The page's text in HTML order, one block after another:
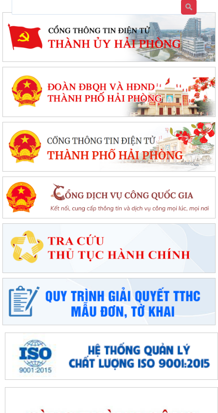
Nâng cao kỹ năng phòng cháy, chữa cháy cho người dân thôn Gia Luận
Chung kết toàn quốc Hội thi lực lượng tham gia bảo vệ an ninh, trật tự
ở cơ sở giỏi lần thứ I tại...
Đặc khu Cát Hải đẩy mạnh cải cách hành chính, nâng cao chất lượng
phục vụ người dân và doanh nghiệp
Thông báo tuyển sinh trình độ trung cấp, cao đẳng năm 2026 của
Trường Cao đẳng Kỹ thuật Hải Phòng
Tổ đại biểu số 09 HĐND thành phố Hải Phòng tiếp xúc cử tri sau Kỳ họp
thường lệ giữa năm 2026
Đặc khu Cát Hải triển khai Chương trình quốc gia về an toàn trong sử
dụng điện giai đoạn 2026 - 2035
Khơi dậy tiềm năng, phát huy sức mạnh kinh tế tư nhân tại đặc khu Cát
Hải
Đặc khu Cát Hải quyết tâm thực hiện thắng lợi Nghị quyết số 11-
NQ/TU, tạo động lực tăng trưởng...
Đặc khu Cát Hải đẩy mạnh triển khai Nghị quyết số 57-NQ/TW, tạo đột
phá về khoa học, công nghệ và...
UBND đặc khu Cát Hải đánh giá kết quả phát triển kinh tế - xã hội tháng
Đặc khu Cát Hải đẩy mạnh chuyển đổi số, thúc đẩy thanh toán không
dùng tiền mặt trong lĩnh vực du...
Đặc khu Cát Hải đẩy mạnh thực hiện Nghị quyết số 68-NQ/TW về phát